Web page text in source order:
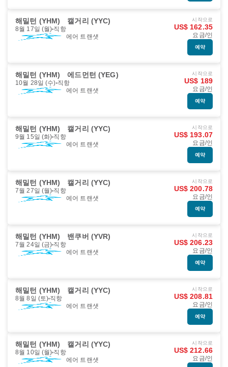
해밀턴 (YHM) 캘거리 (YYC)
8월 17일 (월) 직항
에어 트랜샛
시작으로
US$ 162.35
요금/인
예약
해밀턴 (YHM) 에드먼턴 (YEG)
10월 28일 (수) 직항
에어 트랜샛
시작으로
US$ 189
요금/인
예약
해밀턴 (YHM) 캘거리 (YYC)
9월 15일 (화) 직항
에어 트랜샛
시작으로
US$ 193.07
요금/인
예약
해밀턴 (YHM) 캘거리 (YYC)
7월 27일 (월) 직항
에어 트랜샛
시작으로
US$ 200.78
요금/인
예약
해밀턴 (YHM) 밴쿠버 (YVR)
7월 24일 (금) 직항
에어 트랜샛
시작으로
US$ 206.23
요금/인
예약
해밀턴 (YHM) 캘거리 (YYC)
8월 8일 (토) 직항
에어 트랜샛
시작으로
US$ 208.81
요금/인
예약
해밀턴 (YHM) 캘거리 (YYC)
8월 10일 (월) 직항
에어 트랜샛
시작으로
US$ 212.66
요금/인